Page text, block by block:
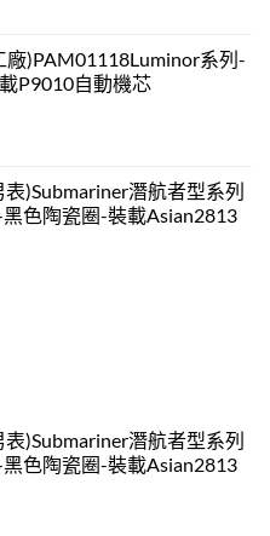
廠)PAM01118Luminor系列-
P9010自動機芯
)Submariner潛航者型系列
色陶瓷圈-裝載Asian2813
)Submariner潛航者型系列
色陶瓷圈-裝載Asian2813